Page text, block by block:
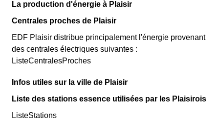
La production d'énergie à Plaisir
Centrales proches de Plaisir
EDF Plaisir distribue principalement l'énergie provenant
des centrales électriques suivantes :
ListeCentralesProches
Infos utiles sur la ville de Plaisir
Liste des stations essence utilisées par les Plaisirois
ListeStations